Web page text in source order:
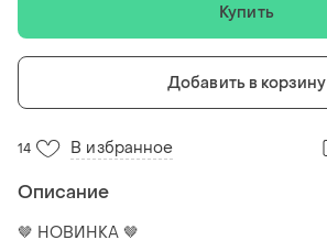
Купить
Добавить в корзину
14 В избранное
Описание
🤎 НОВИНКА 🤎